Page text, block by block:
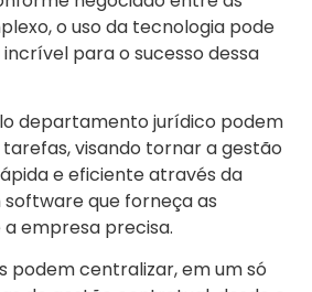
o uso da tecnologia pode
para o sucesso dessa
departamento jurídico podem
visando tornar a gestão
e eficiente através da
que forneça as
empresa precisa.
podem centralizar, em um só